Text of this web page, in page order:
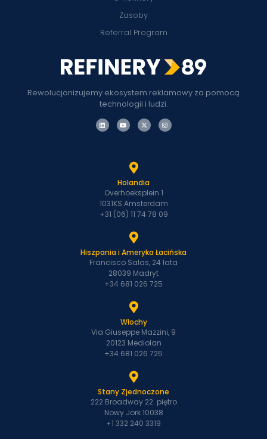
Rewolucjonizujemy ekosystem reklamowy za pomocą
technologii i ludzi.
Zasoby
Referral Program
Holandia
Overhoeksplein 1
1031KS Amsterdam
+31 (06) 11 74 78 09
Hiszpania i Ameryka Łacińska
Francisco Salas, 24 lata
28039 Madryt
+34 681 026 725
Włochy
Via Giuseppe Mazzini, 9
20123 Mediolan
+34 681 026 725
Stany Zjednoczone
222 Broadway 22. piętro
Nowy Jork 10038
+1 332 240 3319